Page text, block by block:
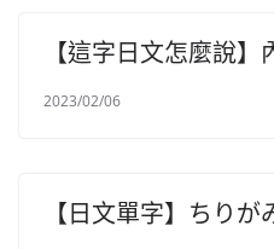
【這字日文怎麼說】
2023/02/06
【日文單字】ちりが